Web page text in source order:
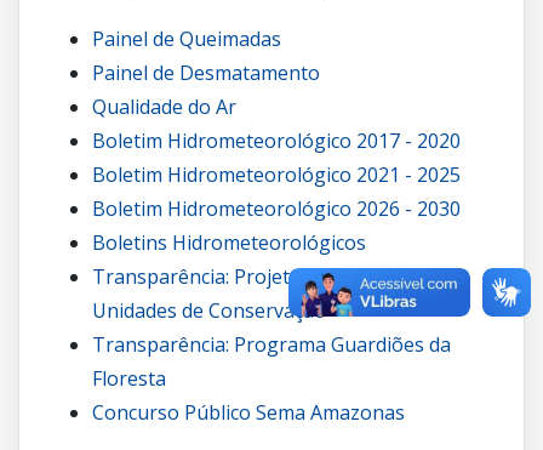
Painel de Queimadas
Painel de Desmatamento
Qualidade do Ar
Boletim Hidrometeorológico 2017 - 2020
Boletim Hidrometeorológico 2021 - 2025
Boletim Hidrometeorológico 2026 - 2030
Boletins Hidrometeorológicos
Transparência: Projetos de carbono em
Unidades de Conservação
Transparência: Programa Guardiões da
Floresta
Concurso Público Sema Amazonas